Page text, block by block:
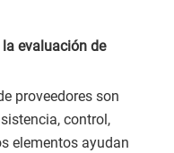
evaluación de
proveedores son
control,
elementos ayudan